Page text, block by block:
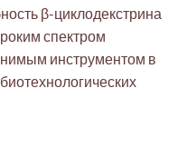
β-циклодекстрина
спектром
инструментом в